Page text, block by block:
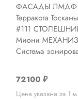
ФАСАДЫ ЛМДФ
Терракота
#111
Миони
Система
72100₽
Цена указана за 1